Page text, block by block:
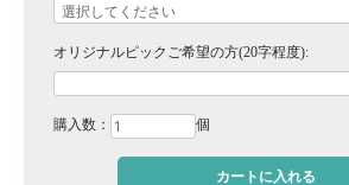
オリジナルピックご希望の方(20字程度):
購入数： 個